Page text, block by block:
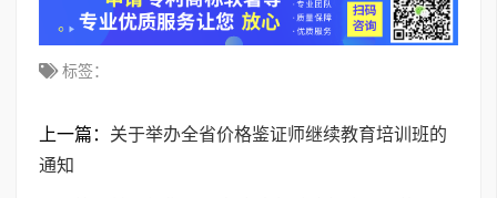
标签：
上一篇： 关于举办全省价格鉴证师继续教育培训班的
通知